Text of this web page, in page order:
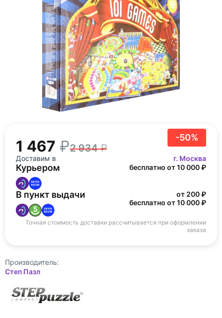
-50%
1 467 2 934
Доставим в г. Москва
Курьером бесплатно от 10 000 ₽
В пункт выдачи
от 200 ₽
бесплатно от 10 000 ₽
Точная стоимость доставки рассчитывается при оформлении
заказа
Производитель:
Степ Пазл